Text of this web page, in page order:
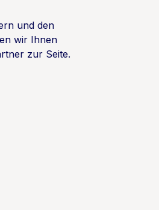
und den
wir Ihnen
zur Seite.